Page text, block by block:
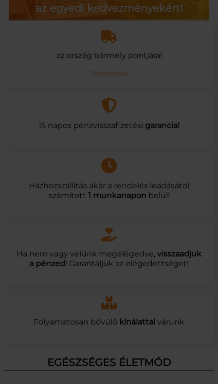
az egyedi kedvezményekért!
az ország bármely pontjára!
Tájékoztató
15 napos pénzvisszafizetési garancia!
Házhozszállítás akár a rendelés leadásától
számított1 munkanaponbelül!
Ha nem vagy velünk megelégedve, visszaadjuk
a pénzed ! Garantáljuk az elégedettséget!
Folyamatosan bővülő kínálattal várunk
EGÉSZSÉGES ÉLETMÓD